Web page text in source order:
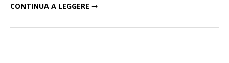
CONTINUA A LEGGERE ➞